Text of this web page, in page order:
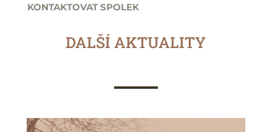
KONTAKTOVAT SPOLEK
DALŠÍ AKTUALITY